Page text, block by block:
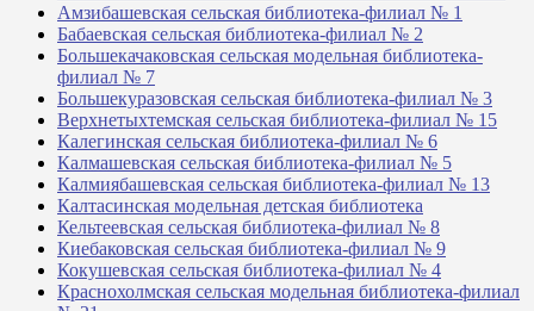
Амзибашевская сельская библиотека-филиал № 1
Бабаевская сельская библиотека-филиал № 2
Большекачаковская сельская модельная библиотека-
филиал № 7
Большекуразовская сельская библиотека-филиал № 3
Верхнетыхтемская сельская библиотека-филиал № 15
Калегинская сельская библиотека-филиал № 6
Калмашевская сельская библиотека-филиал № 5
Калмиябашевская сельская библиотека-филиал № 13
Калтасинская модельная детская библиотека
Кельтеевская сельская библиотека-филиал № 8
Киебаковская сельская библиотека-филиал № 9
Кокушевская сельская библиотека-филиал № 4
Краснохолмская сельская модельная библиотека-филиал